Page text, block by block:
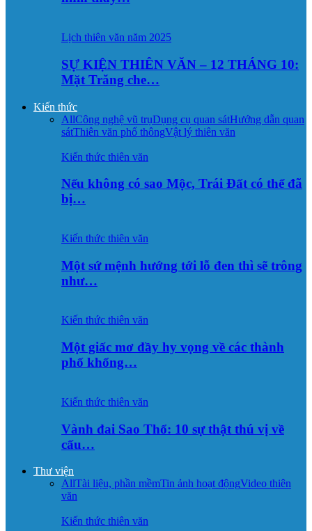
Lịch thiên văn năm 2025
SỰ KIỆN THIÊN VĂN – 12 THÁNG 10:
Mặt Trăng che…
Kiến thức
AllCông nghệ vũ trụDụng cụ quan sátHướng dẫn quan
sátThiên văn phổ thôngVật lý thiên văn
Kiến thức thiên văn
Nếu không có sao Mộc, Trái Đất có thể đã
bị…
Kiến thức thiên văn
Một sứ mệnh hướng tới lỗ đen thì sẽ trông
như…
Kiến thức thiên văn
Một giấc mơ đầy hy vọng về các thành
phố khổng…
Kiến thức thiên văn
Vành đai Sao Thổ: 10 sự thật thú vị về
cấu…
Thư viện
AllTài liệu, phần mềmTin ảnh hoạt độngVideo thiên
văn
Kiến thức thiên văn